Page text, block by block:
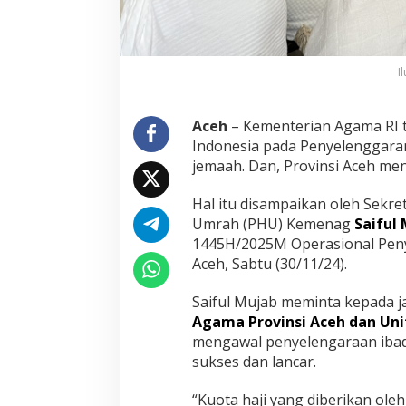
a
a
h
Aceh – Kementerian Agama
Indonesia pada
jemaah. Dan, Provinsi Aceh
Hal itu disampaikan oleh
Umrah (PHU) Kemenag Saiful
1445H/2025M Operasional
Aceh, Sabtu (30/11/24).
Saiful Mujab meminta kepada
Agama Provinsi Aceh dan
mengawal penyelengaraan
sukses dan lancar.
“Kuota haji yang diberikan